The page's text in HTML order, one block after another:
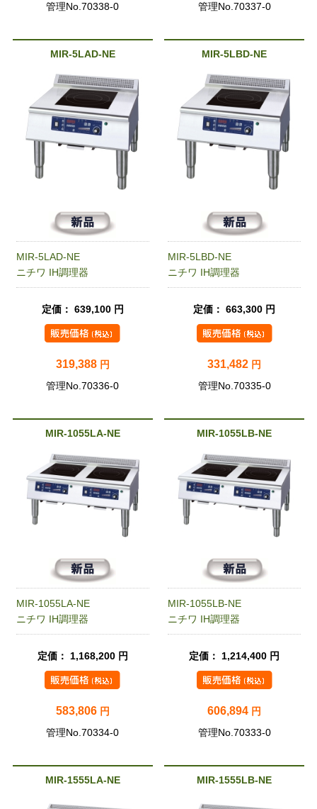
管理No.70338-0 管理No.70337-0
MIR-5LAD-NE
MIR-5LAD-NE
ニチワ IH調理器
定価： 639,100 円
319,388 円
管理No.70336-0
MIR-5LBD-NE
MIR-5LBD-NE
ニチワ IH調理器
定価： 663,300 円
331,482 円
管理No.70335-0
MIR-1055LA-NE
MIR-1055LA-NE
ニチワ IH調理器
定価： 1,168,200 円
583,806 円
管理No.70334-0
MIR-1055LB-NE
MIR-1055LB-NE
ニチワ IH調理器
定価： 1,214,400 円
606,894 円
管理No.70333-0
MIR-1555LA-NE MIR-1555LB-NE